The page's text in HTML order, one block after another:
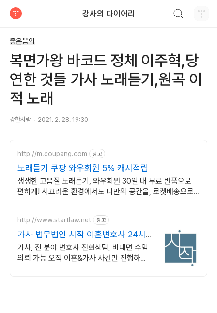
강사의 다이어리
좋은음악
복면가왕 바코드 정체 이주혁,당
연한 것들 가사 노래듣기,원곡 이
적 노래
강한사람 2021. 2. 28. 19:30
http://m.coupang.com 광고
노래듣기 쿠팡 와우회원 5% 캐시적립
생생한 고음질 노래듣기, 와우회원 30일 내 무료 반품으로
편하게! 시끄러운 환경에서도 나만의 공간을, 로켓배송으로
http://www.startlaw.net 광고
가사 법무법인 시작 이혼변호사 24시
간 비밀상담
가사, 전 분야 변호사 전화상담, 비대면 수임
의뢰 가능 오직 이혼&가사 사건만 진행하는